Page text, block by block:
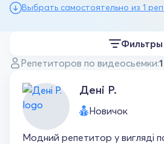
Выбрать самостоятельно из 1
Репетиторов по видеосьемки:
Фильтры
Дені Р.
Новичок
Модний репетитор у вигляді